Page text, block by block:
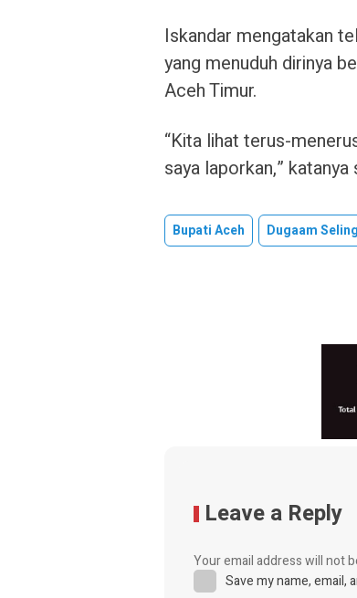
Iskandar mengatakan
yang menuduh dirinya
Aceh Timur.
“Kita lihat terus-
saya laporkan,”
Bupati Aceh Dugaam
Leave a Reply
Your email address will not
Save my name,